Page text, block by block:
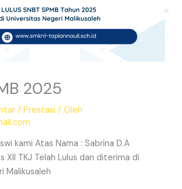
2025
/Prestasi / Oleh
kami Atas Nama : Sabrina D.A
XII TKJ Telah Lulus dan diterima di
Malikusaleh